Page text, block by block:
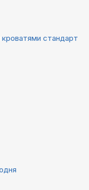
стандарт